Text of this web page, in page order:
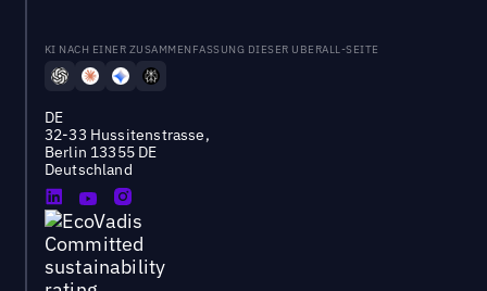
KI NACH EINER ZUSAMMENFASSUNG DIESER UBERALL-SEITE
DE
32-33 Hussitenstrasse,
Berlin 13355 DE
Deutschland